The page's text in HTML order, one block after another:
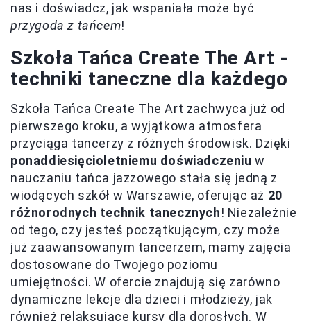
nas i doświadcz, jak wspaniała może być
przygoda z tańcem!
Szkoła Tańca Create The Art -
techniki taneczne dla każdego
Szkoła Tańca Create The Art zachwyca już od
pierwszego kroku, a wyjątkowa atmosfera
przyciąga tancerzy z różnych środowisk. Dzięki
ponaddiesięcioletniemu doświadczeniu w
nauczaniu tańca jazzowego stała się jedną z
wiodących szkół w Warszawie, oferując aż 20
różnorodnych technik tanecznych! Niezależnie
od tego, czy jesteś początkującym, czy może
już zaawansowanym tancerzem, mamy zajęcia
dostosowane do Twojego poziomu
umiejętności. W ofercie znajdują się zarówno
dynamiczne lekcje dla dzieci i młodzieży, jak
również relaksujące kursy dla dorosłych. W